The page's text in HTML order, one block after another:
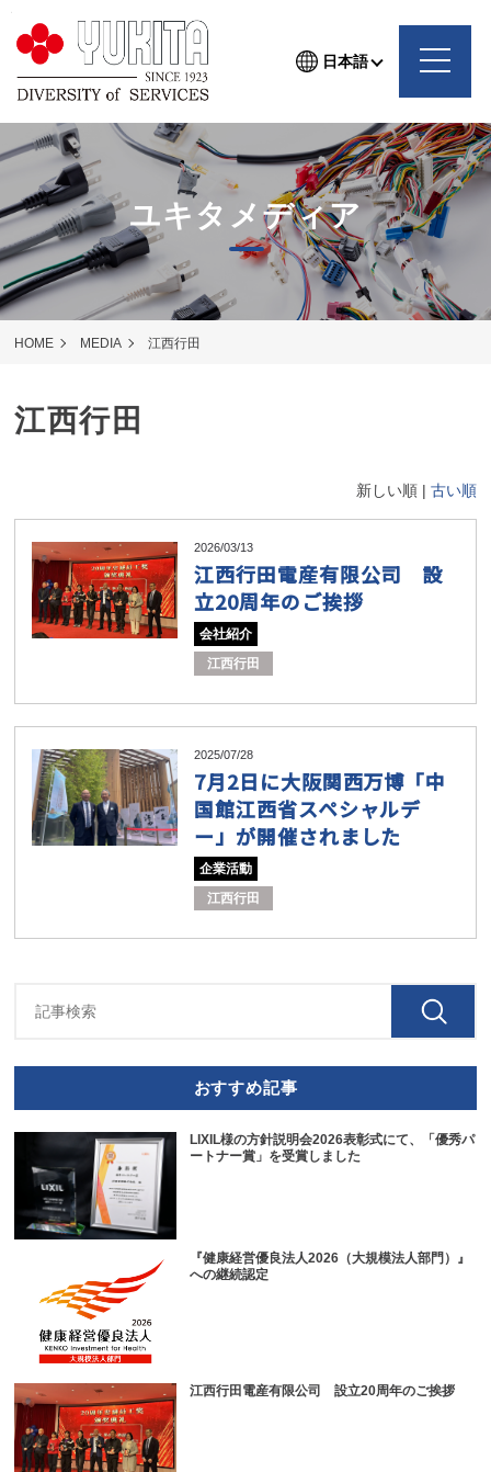
日本語
ユキタメディア
HOME MEDIA 江西行田
江西行田
新しい順 | 古い順
2026/03/13
江西行田電産有限公司 設
立20周年のご挨拶
会社紹介
江西行田
2025/07/28
7月2日に大阪関西万博「中
国館江西省スペシャルデ
ー」が開催されました
企業活動
江西行田
おすすめ記事
LIXIL様の方針説明会2026表彰式にて、「優秀パ
ートナー賞」を受賞しました
『健康経営優良法人2026（大規模法人部門）』
への継続認定
江西行田電産有限公司 設立20周年のご挨拶